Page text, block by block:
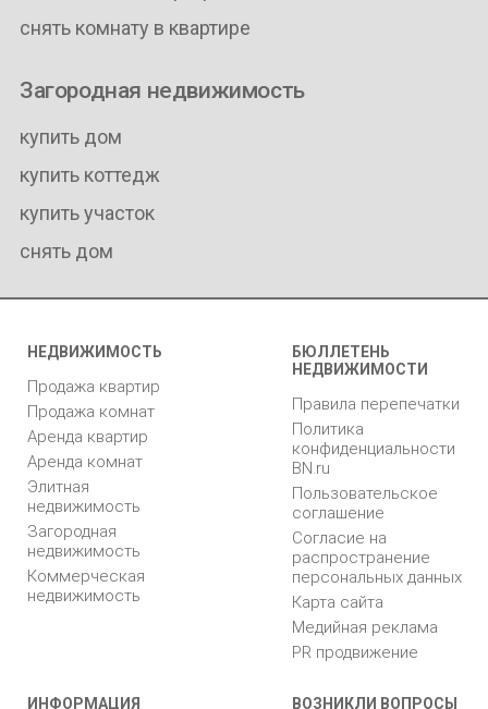
снять комнату в квартире
Загородная недвижимость
купить дом
купить коттедж
купить участок
снять дом
НЕДВИЖИМОСТЬ
Продажа квартир
Продажа комнат
Аренда квартир
Аренда комнат
Элитная
недвижимость
Загородная
недвижимость
Коммерческая
недвижимость
БЮЛЛЕТЕНЬ
НЕДВИЖИМОСТИ
Правила перепечатки
Политика
конфиденциальности
BN.ru
Пользовательское
соглашение
Согласие на
распространение
персональных данных
Карта сайта
Медийная реклама
PR продвижение
ИНФОРМАЦИЯ ВОЗНИКЛИ ВОПРОСЫ